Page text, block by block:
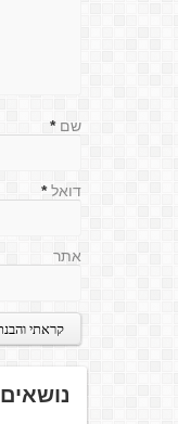
שם *
דואל *
אתר
נושאים